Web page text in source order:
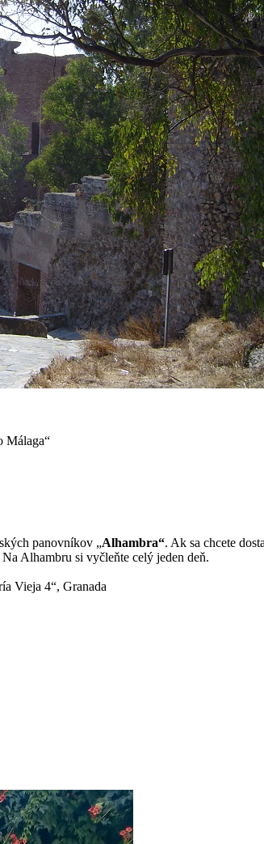
Málaga“
panovníkov „Alhambra“. Ak sa chcete
Na Alhambru si vyčleňte celý jeden deň.
Vieja 4“, Granada